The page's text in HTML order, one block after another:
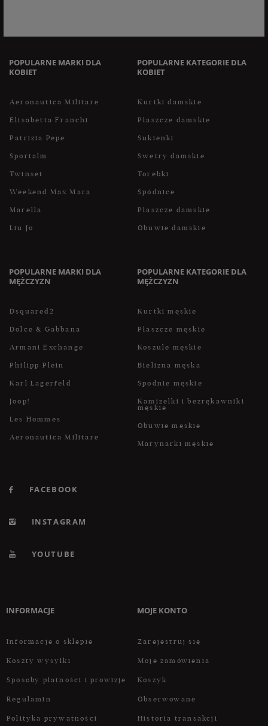
POPULARNE MARKI DLA
KOBIET
Aeronautica Militare
Elisabetta Franchi
Patrizia Pepe
Sportalm
Twinset
Weekend Max Mara
Marella
Liu Jo
POPULARNE KATEGORIE DLA
KOBIET
Kurtki damskie
Płaszcze damskie
Sukienki
Swetry damskie
Torebki
Spódnice
Płaszcze damskie
Obuwie damskie
POPULARNE MARKI DLA
MĘŻCZYZN
Dsquared2
Dolce & Gabbana
Armani Exchange
Philipp Plein
Karl Lagerfeld
Joop!
Les Hommes
Aeronautica Militare
POPULARNE KATEGORIE DLA
MĘŻCZYZN
Kurtki męskie
Płaszcze męskie
Koszule męskie
Bielizna męska
Spodnie męskie
Kamizelki i bezrękawniki
męskie
Obuwie męskie
Marynarki męskie
FACEBOOK
INSTAGRAM
YOUTUBE
INFORMACJE
Informacje o sklepie
Koszty wysyłki
Sposoby płatności i prowizje
Regulamin
Polityka prywatności
MOJE KONTO
Zarejestruj się
Moje zamówienia
Koszyk
Obserwowane
Historia transakcji